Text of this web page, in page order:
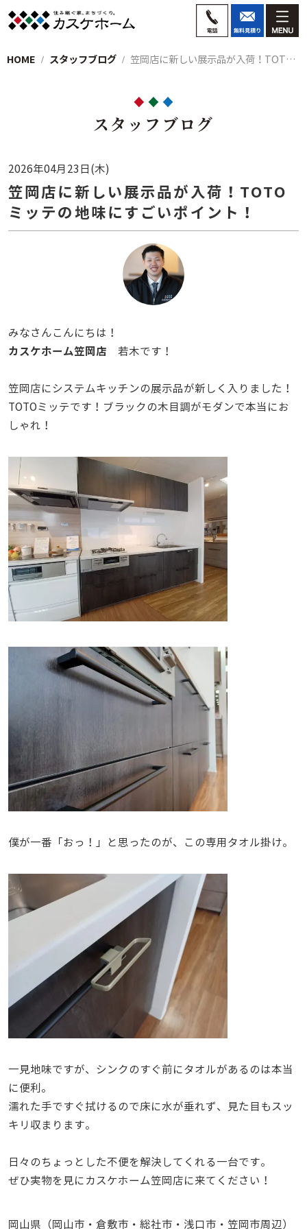
HOME スタッフブログ 笠岡店に新しい展示品が入荷！TOTO ミ…
スタッフブログ
2026年04月23日(木)
笠岡店に新しい展示品が入荷！TOTO
ミッテの地味にすごいポイント！
みなさんこんにちは！
カスケホーム笠岡店 若木です！
笠岡店にシステムキッチンの展示品が新しく入りました！
TOTOミッテです！ブラックの木目調がモダンで本当にお
しゃれ！
僕が一番「おっ！」と思ったのが、この専用タオル掛け。
一見地味ですが、シンクのすぐ前にタオルがあるのは本当
に便利。
濡れた手ですぐ拭けるので床に水が垂れず、見た目もスッ
キリ収まります。
日々のちょっとした不便を解決してくれる一台です。
ぜひ実物を見にカスケホーム笠岡店に来てください！
岡山県（岡山市・倉敷市・総社市・浅口市・笠岡市周辺）